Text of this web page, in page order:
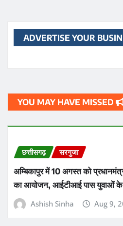
ADVERTISE YOUR
YOU MAY HAVE MISSED
छत्तीसगढ़ सरगुजा
अम्बिकापुर में 10 अगस्त को
का आयोजन, आईटीआई पास युवाओं के
Ashish Sinha Aug 9,